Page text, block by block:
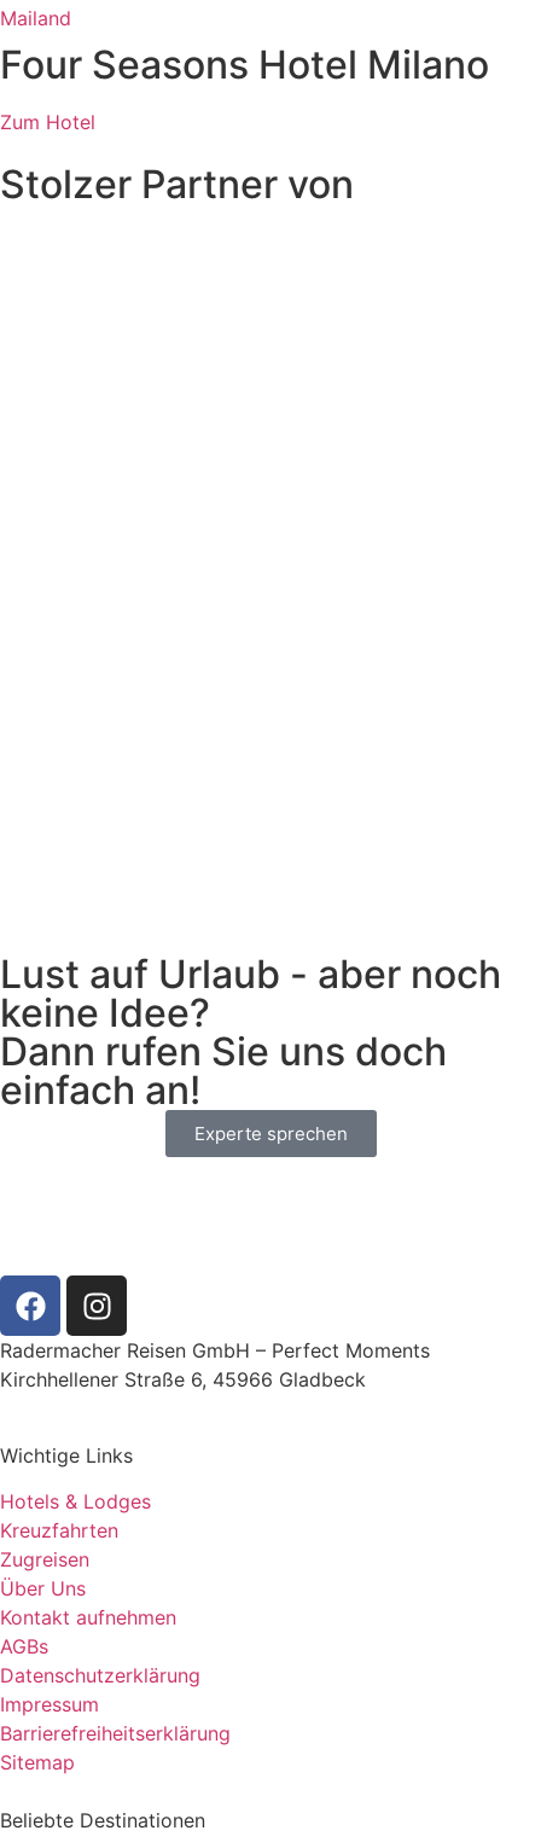
Mailand
Four Seasons Hotel Milano
Zum Hotel
Stolzer Partner von
Lust auf Urlaub - aber noch
keine Idee?
Dann rufen Sie uns doch
einfach an!
Experte sprechen
Radermacher Reisen GmbH – Perfect Moments
Kirchhellener Straße 6, 45966 Gladbeck
Wichtige Links
Hotels & Lodges
Kreuzfahrten
Zugreisen
Über Uns
Kontakt aufnehmen
AGBs
Datenschutzerklärung
Impressum
Barrierefreiheitserklärung
Sitemap
Beliebte Destinationen